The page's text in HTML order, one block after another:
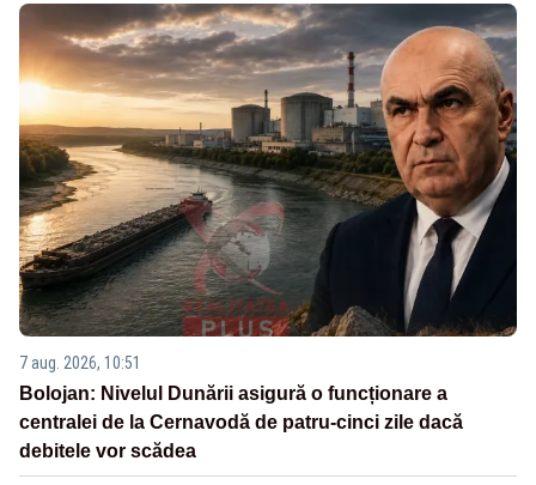
7 aug. 2026, 10:51
Bolojan: Nivelul Dunării asigură o funcționare a
centralei de la Cernavodă de patru-cinci zile dacă
debitele vor scădea